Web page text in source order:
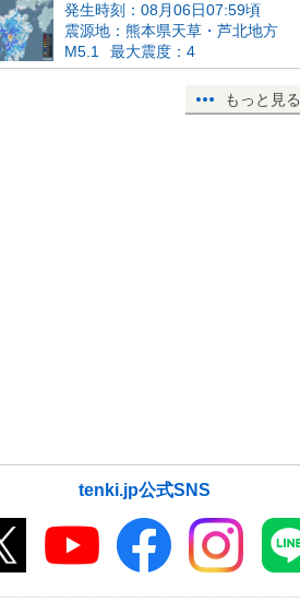
発生時刻：08月06日07:59頃
震源地：熊本県天草・芦北地方
M5.1
最大震度：4
もっと見る
tenki.jp公式SNS